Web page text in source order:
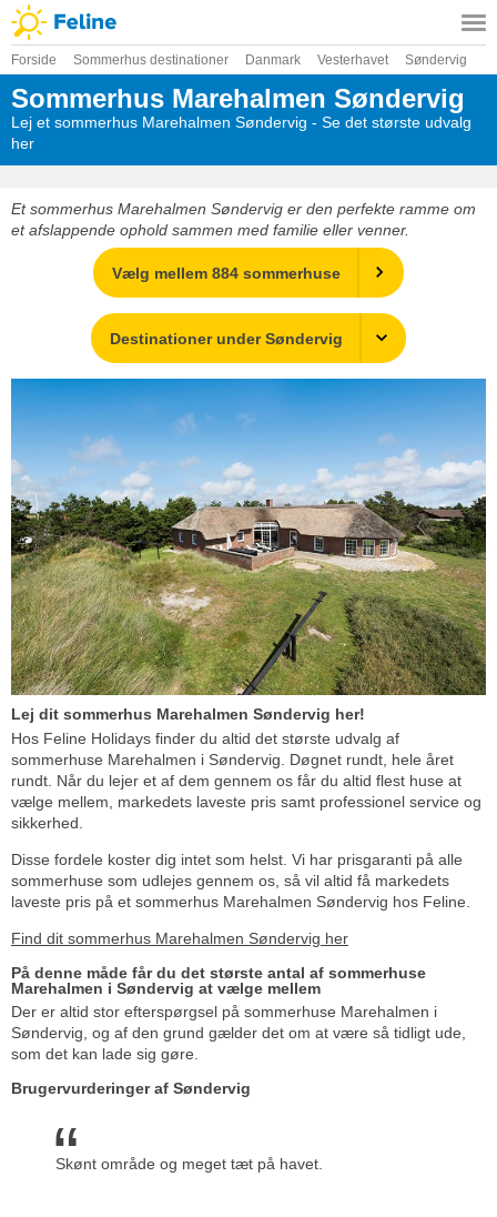
Forside Sommerhus destinationer Danmark Vesterhavet Søndervig
Sommerhus Marehalmen Søndervig
Lej et sommerhus Marehalmen Søndervig - Se det største udvalg
her
Et sommerhus Marehalmen Søndervig er den perfekte ramme om
et afslappende ophold sammen med familie eller venner.
Vælg mellem 884 sommerhuse
Destinationer under Søndervig
Lej dit sommerhus Marehalmen Søndervig her!
Hos Feline Holidays finder du altid det største udvalg af
sommerhuse Marehalmen i Søndervig. Døgnet rundt, hele året
rundt. Når du lejer et af dem gennem os får du altid flest huse at
vælge mellem, markedets laveste pris samt professionel service og
sikkerhed.
Disse fordele koster dig intet som helst. Vi har prisgaranti på alle
sommerhuse som udlejes gennem os, så vil altid få markedets
laveste pris på et sommerhus Marehalmen Søndervig hos Feline.
Find dit sommerhus Marehalmen Søndervig her
På denne måde får du det største antal af sommerhuse
Marehalmen i Søndervig at vælge mellem
Der er altid stor efterspørgsel på sommerhuse Marehalmen i
Søndervig, og af den grund gælder det om at være så tidligt ude,
som det kan lade sig gøre.
Brugervurderinger af Søndervig
Skønt område og meget tæt på havet.